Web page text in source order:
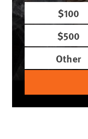
$100
$500
Other